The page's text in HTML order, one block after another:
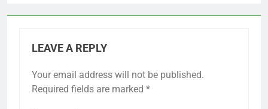
LEAVE A REPLY
Your email address will not be published.
Required fields are marked *